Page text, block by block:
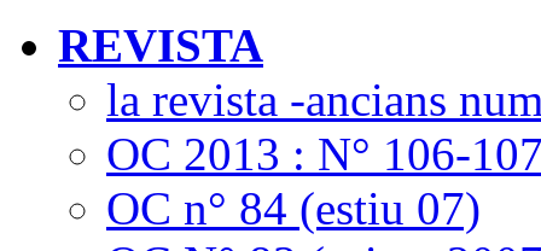
REVISTA
la revista -ancians
OC 2013 : N° 106-
OC n° 84 (estiu 07)